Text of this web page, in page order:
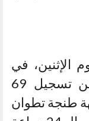
الإثنين، في
نشرة كوفيد – 19 اليومية، عن تسجيل 69
طنجة تطوان